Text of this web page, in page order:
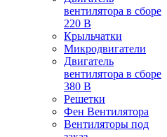
вентилятора в сборе
220 В
Крыльчатки
Микродвигатели
Двигатель
вентилятора в сборе
380 В
Решетки
Фен Вентилятора
Вентиляторы под